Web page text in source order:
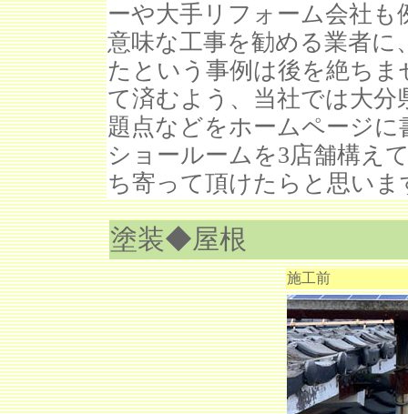
ーや大手リフォーム会社
意味な工事を勧める業者
たという事例は後を絶ち
て済むよう、当社では大
題点などをホームページ
ショールームを3店舗構え
ち寄って頂けたらと思いま
塗装◆屋根
施工前